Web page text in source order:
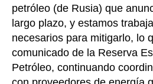
petróleo (de Rusia) que
largo plazo, y estamos
necesarios para mitigarlo, lo
comunicado de la Reserva
Petróleo, continuando